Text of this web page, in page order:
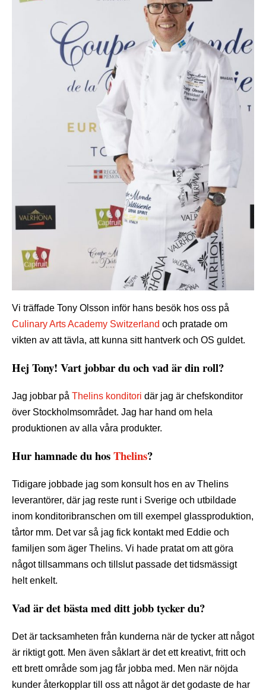
Vi träffade Tony Olsson inför hans besök hos oss på
Culinary Arts Academy Switzerland och pratade om
vikten av att tävla, att kunna sitt hantverk och OS guldet.
Hej Tony! Vart jobbar du och vad är din roll?
Jag jobbar på Thelins konditori där jag är chefskonditor
över Stockholmsområdet. Jag har hand om hela
produktionen av alla våra produkter.
Hur hamnade du hosThelins?
Tidigare jobbade jag som konsult hos en av Thelins
leverantörer, där jag reste runt i Sverige och utbildade
inom konditoribranschen om till exempel glassproduktion,
tårtor mm. Det var så jag fick kontakt med Eddie och
familjen som äger Thelins. Vi hade pratat om att göra
något tillsammans och tillslut passade det tidsmässigt
helt enkelt.
Vad är det bästa med ditt jobb tycker du?
Det är tacksamheten från kunderna när de tycker att något
är riktigt gott. Men även såklart är det ett kreativt, fritt och
ett brett område som jag får jobba med. Men när nöjda
kunder återkopplar till oss att något är det godaste de har